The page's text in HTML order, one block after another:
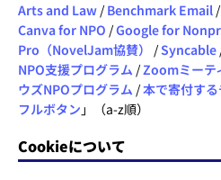
Arts and Law / Benchmark Email /
Canva for NPO /Google for
Pro（NovelJam協賛）
/Syncable
NPO支援プログラム /Zoomミーテ
ウズNPOプログラム /本で寄付す
フルボタン 」（a-z順）
Cookieについて